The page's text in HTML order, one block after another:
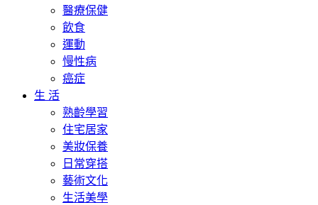
醫療保健
飲食
運動
慢性病
癌症
生 活
熟齡學習
住宅居家
美妝保養
日常穿搭
藝術文化
生活美學